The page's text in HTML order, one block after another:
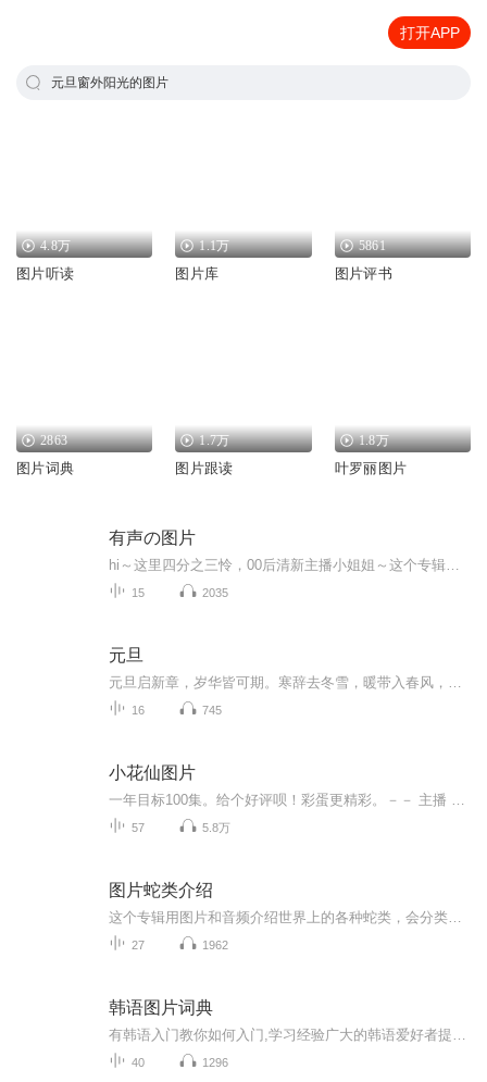
打开APP
元旦窗外阳光的图片
4.8万
图片听读
1.1万
图片库
5861
图片评书
2863
图片词典
1.7万
图片跟读
1.8万
叶罗丽图片
有声の图片
15 2035
元旦
16 745
小花仙图片
57 5.8万
图片蛇类介绍
27 1962
韩语图片词典
40 1296